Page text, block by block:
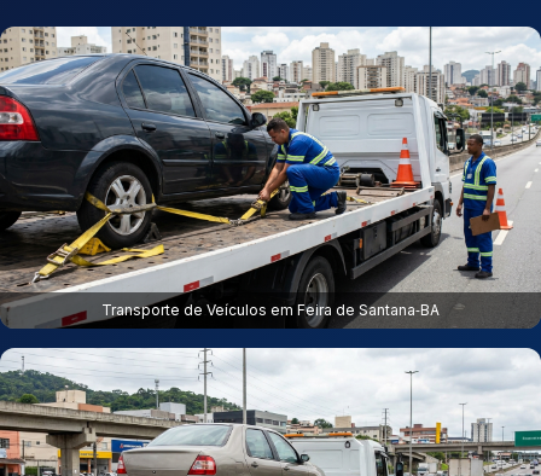
Transporte de Veículos em Feira de Santana‑BA